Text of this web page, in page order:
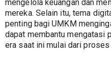
mengelola keuangan dan
mereka. Selain itu, tema
penting bagi UMKM
dapat membantu mengatasi
era saat ini mulai dari